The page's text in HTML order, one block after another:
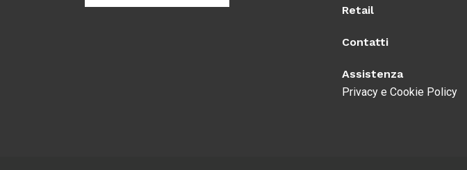
Retail
Contatti
Assistenza
Privacy e Cookie Policy